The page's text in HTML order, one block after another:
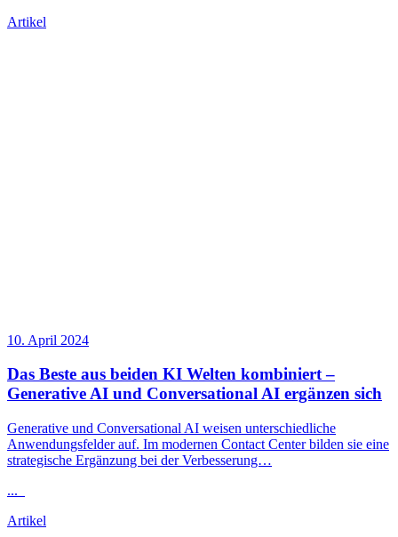
Artikel
10. April 2024
Das Beste aus beiden KI Welten kombiniert –
Generative AI und Conversational AI ergänzen sich
Generative und Conversational AI weisen unterschiedliche
Anwendungsfelder auf. Im modernen Contact Center bilden sie eine
strategische Ergänzung bei der Verbesserung…
...
Artikel